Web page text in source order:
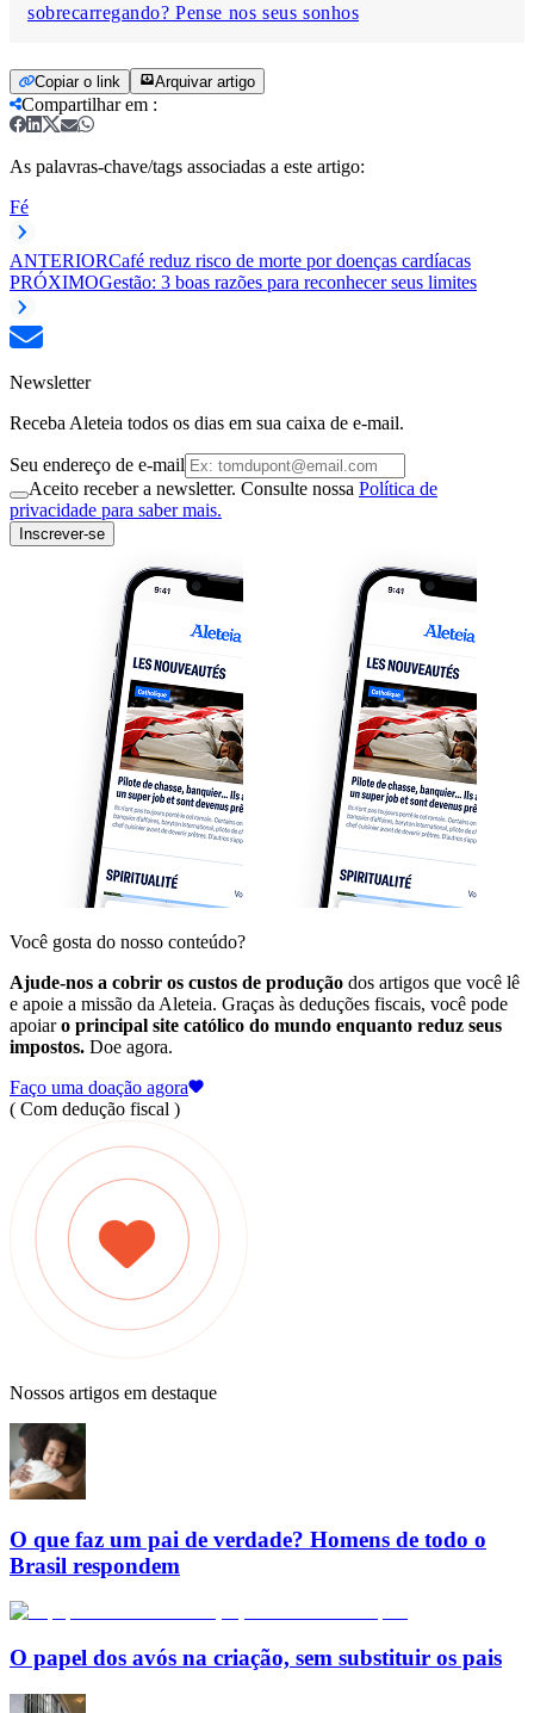
sobrecarregando? Pense nos seus sonhos
Copiar o link Arquivar artigo
Compartilhar em :
As palavras-chave/tags associadas a este artigo:
Fé
ANTERIORCafé reduz risco de morte por doenças cardíacas
PRÓXIMOGestão: 3 boas razões para reconhecer seus limites
Newsletter
Receba Aleteia todos os dias em sua caixa de e-mail.
Seu endereço de e-mail
Aceito receber a newsletter. Consulte nossa Política de
privacidade para saber mais.
Inscrever-se
Você gosta do nosso conteúdo?
Ajude-nos a cobrir os custos de produção dos artigos que você lê
e apoie a missão da Aleteia. Graças às deduções fiscais, você pode
apoiaro principal site católico do mundo enquanto reduz seus
impostos. Doe agora.
Faço uma doação agora
( Com dedução fiscal )
Nossos artigos em destaque
O que faz um pai de verdade? Homens de todo o
Brasil respondem
O papel dos avós na criação, sem substituir os pais